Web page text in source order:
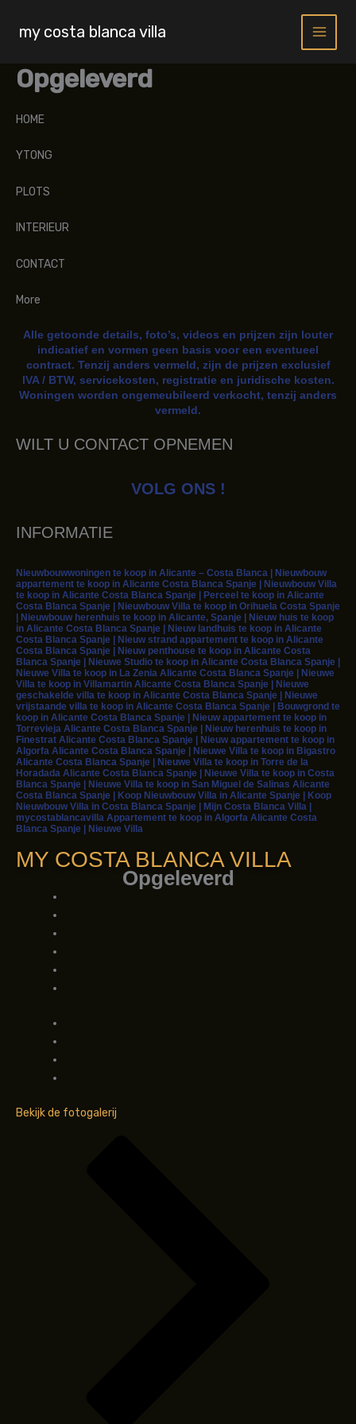
content
my costa blanca villa
Opgeleverd
HOME
YTONG
PLOTS
INTERIEUR
CONTACT
More
Alle getoonde details, foto’s, videos en prijzen zijn louter
indicatief en vormen geen basis voor een eventueel
contract. Tenzij anders vermeld, zijn de prijzen exclusief
IVA / BTW, servicekosten, registratie en juridische kosten.
Woningen worden ongemeubileerd verkocht, tenzij anders
vermeld.
WILT U CONTACT OPNEMEN
VOLG ONS !
INFORMATIE
Nieuwbouwwoningen te koop in Alicante – Costa Blanca | Nieuwbouw
appartement te koop in Alicante Costa Blanca Spanje | Nieuwbouw Villa
te koop in Alicante Costa Blanca Spanje | Perceel te koop in Alicante
Costa Blanca Spanje | Nieuwbouw Villa te koop in Orihuela Costa Spanje
| Nieuwbouw herenhuis te koop in Alicante, Spanje | Nieuw huis te koop
in Alicante Costa Blanca Spanje | Nieuw landhuis te koop in Alicante
Costa Blanca Spanje | Nieuw strand appartement te koop in Alicante
Costa Blanca Spanje | Nieuw penthouse te koop in Alicante Costa
Blanca Spanje | Nieuwe Studio te koop in Alicante Costa Blanca Spanje |
Nieuwe Villa te koop in La Zenia Alicante Costa Blanca Spanje | Nieuwe
Villa te koop in Villamartin Alicante Costa Blanca Spanje | Nieuwe
geschakelde villa te koop in Alicante Costa Blanca Spanje | Nieuwe
vrijstaande villa te koop in Alicante Costa Blanca Spanje | Bouwgrond te
koop in Alicante Costa Blanca Spanje | Nieuw appartement te koop in
Torrevieja Alicante Costa Blanca Spanje | Nieuw herenhuis te koop in
Finestrat Alicante Costa Blanca Spanje | Nieuw appartement te koop in
Algorfa Alicante Costa Blanca Spanje | Nieuwe Villa te koop in Bigastro
Alicante Costa Blanca Spanje | Nieuwe Villa te koop in Torre de la
Horadada Alicante Costa Blanca Spanje | Nieuwe Villa te koop in Costa
Blanca Spanje | Nieuwe Villa te koop in San Miguel de Salinas Alicante
Costa Blanca Spanje | Koop Nieuwbouw Villa in Alicante Spanje | Koop
Nieuwbouw Villa in Costa Blanca Spanje | Mijn Costa Blanca Villa |
mycostablancavilla Appartement te koop in Algorfa Alicante Costa
Blanca Spanje | Nieuwe Villa
MY COSTA BLANCA VILLA
Opgeleverd
Bekijk de fotogalerij